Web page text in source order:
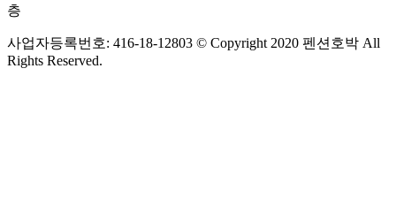
층
사업자등록번호: 416-18-12803 © Copyright 2020 펜션호박 All
Rights Reserved.